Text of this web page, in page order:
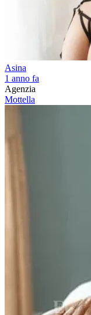
Asina
1 anno fa
Agenzia
Mottella